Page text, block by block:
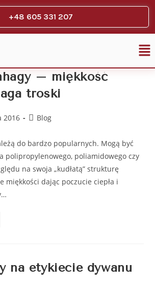
+48 605 331 207
– miękkość
troski
2016 Blog
do bardzo popularnych. Mogą być
polipropylenowego, poliamidowego czy
na swoja „kudłatą” strukturę
miękkości dając poczucie ciepła i
na etykiecie dywanu